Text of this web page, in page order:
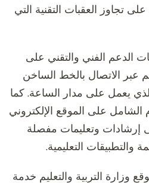
تجاوز العقبات التقنية التي
الدعم الفني والتقني على
عبر الاتصال بالخط الساخن
يعمل على مدار الساعة. كما
الشامل على الموقع الإلكتروني
إرشادات وتعليمات مفصلة
والتطبيقات التعليمية.
وزارة التربية والتعليم خدمة